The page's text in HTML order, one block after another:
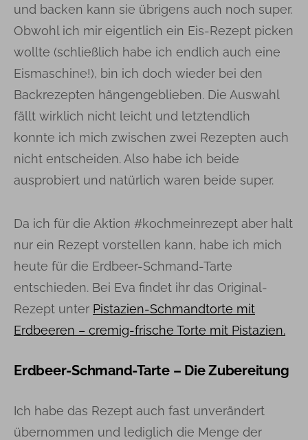
und backen kann sie übrigens auch noch super.
Obwohl ich mir eigentlich ein Eis-Rezept picken
wollte (schließlich habe ich endlich auch eine
Eismaschine!), bin ich doch wieder bei den
Backrezepten hängengeblieben. Die Auswahl
fällt wirklich nicht leicht und letztendlich
konnte ich mich zwischen zwei Rezepten auch
nicht entscheiden. Also habe ich beide
ausprobiert und natürlich waren beide super.
Da ich für die Aktion #kochmeinrezept aber halt
nur ein Rezept vorstellen kann, habe ich mich
heute für die Erdbeer-Schmand-Tarte
entschieden. Bei Eva findet ihr das Original-
Rezept unter Pistazien-Schmandtorte mit
Erdbeeren – cremig-frische Torte mit Pistazien.
Erdbeer-Schmand-Tarte – Die Zubereitung
Ich habe das Rezept auch fast unverändert
übernommen und lediglich die Menge der